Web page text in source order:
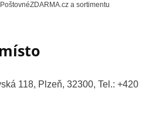
a sortimentu
118, Plzeň, 32300, Tel.: +420